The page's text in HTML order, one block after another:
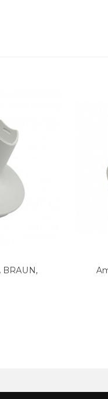
de arrastre motor para...